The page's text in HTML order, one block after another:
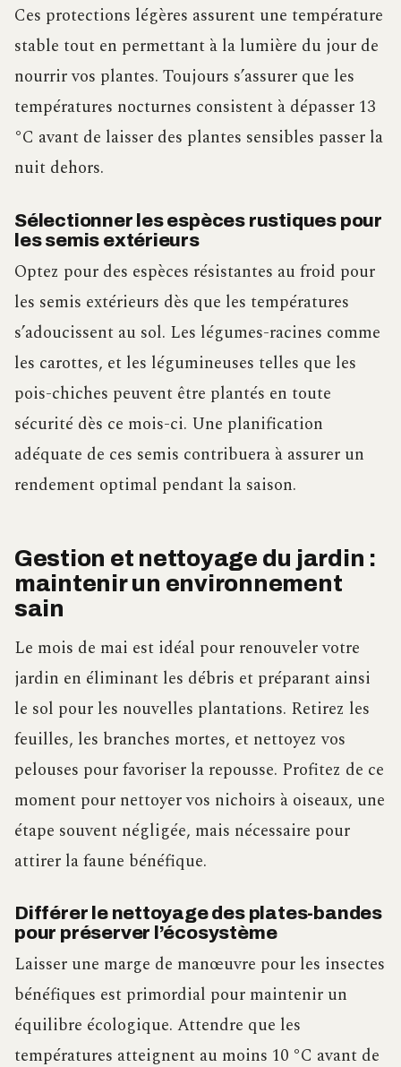
Ces protections légères assurent une température
stable tout en permettant à la lumière du jour de
nourrir vos plantes. Toujours s’assurer que les
températures nocturnes consistent à dépasser 13
°C avant de laisser des plantes sensibles passer la
nuit dehors.
Sélectionner les espèces rustiques pour
les semis extérieurs
Optez pour des espèces résistantes au froid pour
les semis extérieurs dès que les températures
s’adoucissent au sol. Les légumes-racines comme
les carottes, et les légumineuses telles que les
pois-chiches peuvent être plantés en toute
sécurité dès ce mois-ci. Une planification
adéquate de ces semis contribuera à assurer un
rendement optimal pendant la saison.
Gestion et nettoyage du jardin :
maintenir un environnement
sain
Le mois de mai est idéal pour renouveler votre
jardin en éliminant les débris et préparant ainsi
le sol pour les nouvelles plantations. Retirez les
feuilles, les branches mortes, et nettoyez vos
pelouses pour favoriser la repousse. Profitez de ce
moment pour nettoyer vos nichoirs à oiseaux, une
étape souvent négligée, mais nécessaire pour
attirer la faune bénéfique.
Différer le nettoyage des plates-bandes
pour préserver l’écosystème
Laisser une marge de manœuvre pour les insectes
bénéfiques est primordial pour maintenir un
équilibre écologique. Attendre que les
températures atteignent au moins 10 °C avant de